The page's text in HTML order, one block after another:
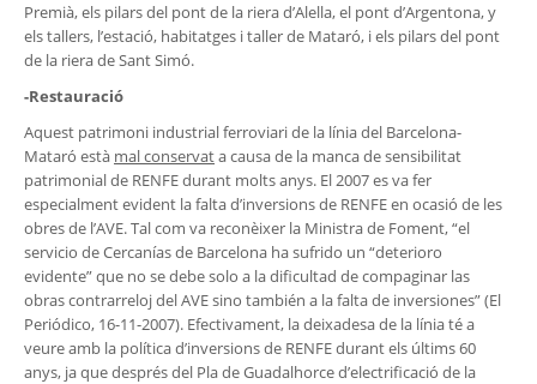
Premià, els pilars del pont de la riera d’Alella, el pont d’Argentona, y
els tallers, l’estació, habitatges i taller de Mataró, i els pilars del pont
de la riera de Sant Simó.
-Restauració
Aquest patrimoni industrial ferroviari de la línia del Barcelona-
Mataró està mal conservata causa de la manca de sensibilitat
patrimonial de RENFE durant molts anys. El 2007 es va fer
especialment evident la falta d’inversions de RENFE en ocasió de les
obres de l’AVE. Tal com va reconèixer la Ministra de Foment, “el
servicio de Cercanías de Barcelona ha sufrido un “deterioro
evidente” que no se debe solo a la dificultad de compaginar las
obras contrarreloj del AVE sino también a la falta de inversiones” (El
Periódico, 16-11-2007). Efectivament, la deixadesa de la línia té a
veure amb la política d’inversions de RENFE durant els últims 60
anys, ja que després del Pla de Guadalhorce d’electrificació de la